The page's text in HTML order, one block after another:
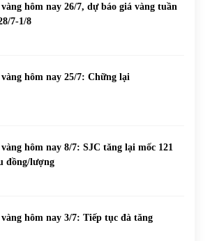
hôm nay 26/7, dự báo giá vàng tuần
7-1/8
hôm nay 25/7: Chững lại
hôm nay 8/7: SJC tăng lại mốc 121
đồng/lượng
hôm nay 3/7: Tiếp tục đà tăng